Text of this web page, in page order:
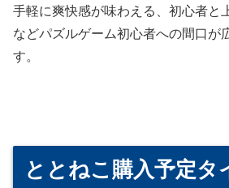
手軽に爽快感が味わえる、初心者と
などパズルゲーム初心者への間口が
す。
ととねこ購入予定タ